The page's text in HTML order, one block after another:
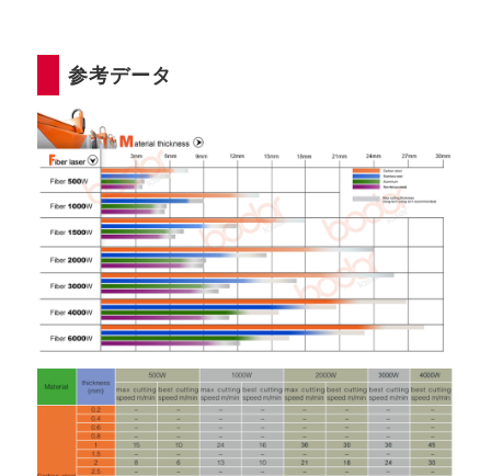
参考データ